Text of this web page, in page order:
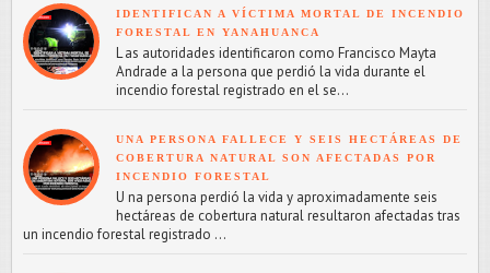
IDENTIFICAN A VÍCTIMA MORTAL DE INCENDIO
FORESTAL EN YANAHUANCA
L as autoridades identificaron como Francisco Mayta
Andrade a la persona que perdió la vida durante el
incendio forestal registrado en el se...
UNA PERSONA FALLECE Y SEIS HECTÁREAS DE
COBERTURA NATURAL SON AFECTADAS POR
INCENDIO FORESTAL
U na persona perdió la vida y aproximadamente seis
hectáreas de cobertura natural resultaron afectadas tras
un incendio forestal registrado ...